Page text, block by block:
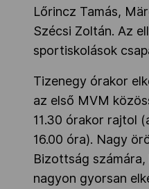
Lőrincz Tamás,
Szécsi Zoltán. Az
sportiskolások
Tizenegy órakor
az első MVM
11.30 órakor rajtol
16.00 óra). Nagy
Bizottság
nagyon gyorsan